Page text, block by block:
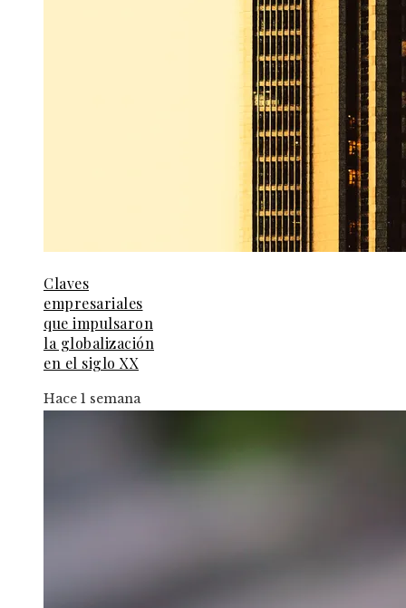
Claves
empresariales
que impulsaron
la globalización
en el siglo XX
Hace 1 semana